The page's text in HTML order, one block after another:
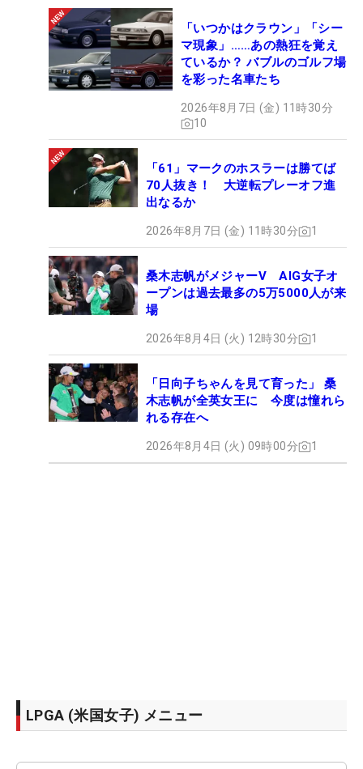
「いつかはクラウン」「シー
マ現象」……あの熱狂を覚え
ているか？ バブルのゴルフ場
を彩った名車たち
2026年8月7日 (金) 11時30分
10
「61」マークのホスラーは勝てば
70人抜き！ 大逆転プレーオフ進
出なるか
2026年8月7日 (金) 11時30分 1
桑木志帆がメジャーV AIG女子オ
ープンは過去最多の5万5000人が来
場
2026年8月4日 (火) 12時30分 1
「日向子ちゃんを見て育った」 桑
木志帆が全英女王に 今度は憧れら
れる存在へ
2026年8月4日 (火) 09時00分 1
LPGA (米国女子) メニュー